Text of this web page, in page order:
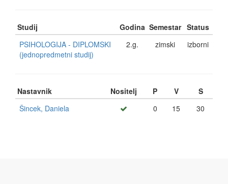
Studij Godina Semestar Status
PSIHOLOGIJA - DIPLOMSKI
(jednopredmetni studij)
2.g. zimski izborni
Nastavnik Nositelj P V
S
Šincek, Daniela
0 15 30